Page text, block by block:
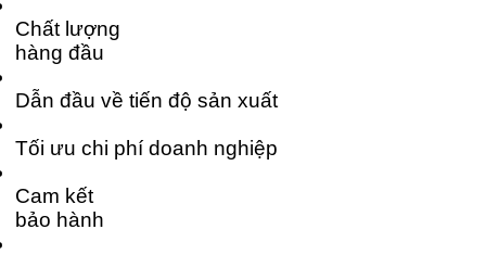
Chất lượng
hàng đầu
Dẫn đầu về tiến độ sản xuất
Tối ưu chi phí doanh nghiệp
Cam kết
bảo hành